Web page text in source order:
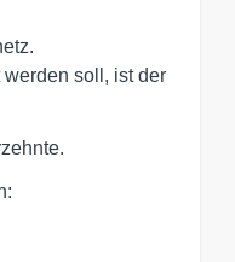
soll, ist der